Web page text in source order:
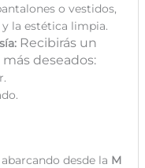
o vestidos,
la estética limpia.
Recibirás un
deseados:
desde la M